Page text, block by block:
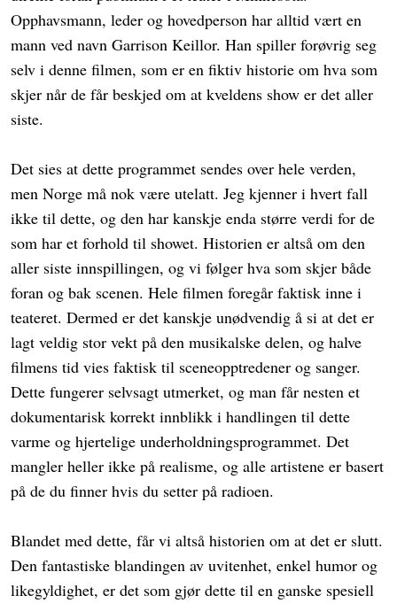
Opphavsmann, leder og hovedperson har alltid vært en
mann ved navn Garrison Keillor. Han spiller forøvrig seg
selv i denne filmen, som er en fiktiv historie om hva som
skjer når de får beskjed om at kveldens show er det aller
siste.
Det sies at dette programmet sendes over hele verden,
men Norge må nok være utelatt. Jeg kjenner i hvert fall
ikke til dette, og den har kanskje enda større verdi for de
som har et forhold til showet. Historien er altså om den
aller siste innspillingen, og vi følger hva som skjer både
foran og bak scenen. Hele filmen foregår faktisk inne i
teateret. Dermed er det kanskje unødvendig å si at det er
lagt veldig stor vekt på den musikalske delen, og halve
filmens tid vies faktisk til sceneopptredener og sanger.
Dette fungerer selvsagt utmerket, og man får nesten et
dokumentarisk korrekt innblikk i handlingen til dette
varme og hjertelige underholdningsprogrammet. Det
mangler heller ikke på realisme, og alle artistene er basert
på de du finner hvis du setter på radioen.
Blandet med dette, får vi altså historien om at det er slutt.
Den fantastiske blandingen av uvitenhet, enkel humor og
likegyldighet, er det som gjør dette til en ganske spesiell